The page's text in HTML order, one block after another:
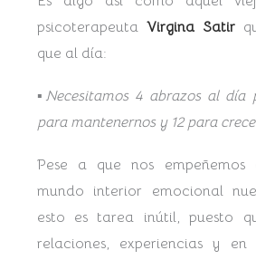
psicoterapeuta Virgina Satir
que al día:
▪︎ Necesitamos 4 abrazos al día
para mantenernos y 12 para
Pese a que nos empeñemos
mundo interior emocional
esto es tarea inútil, puesto
relaciones, experiencias y